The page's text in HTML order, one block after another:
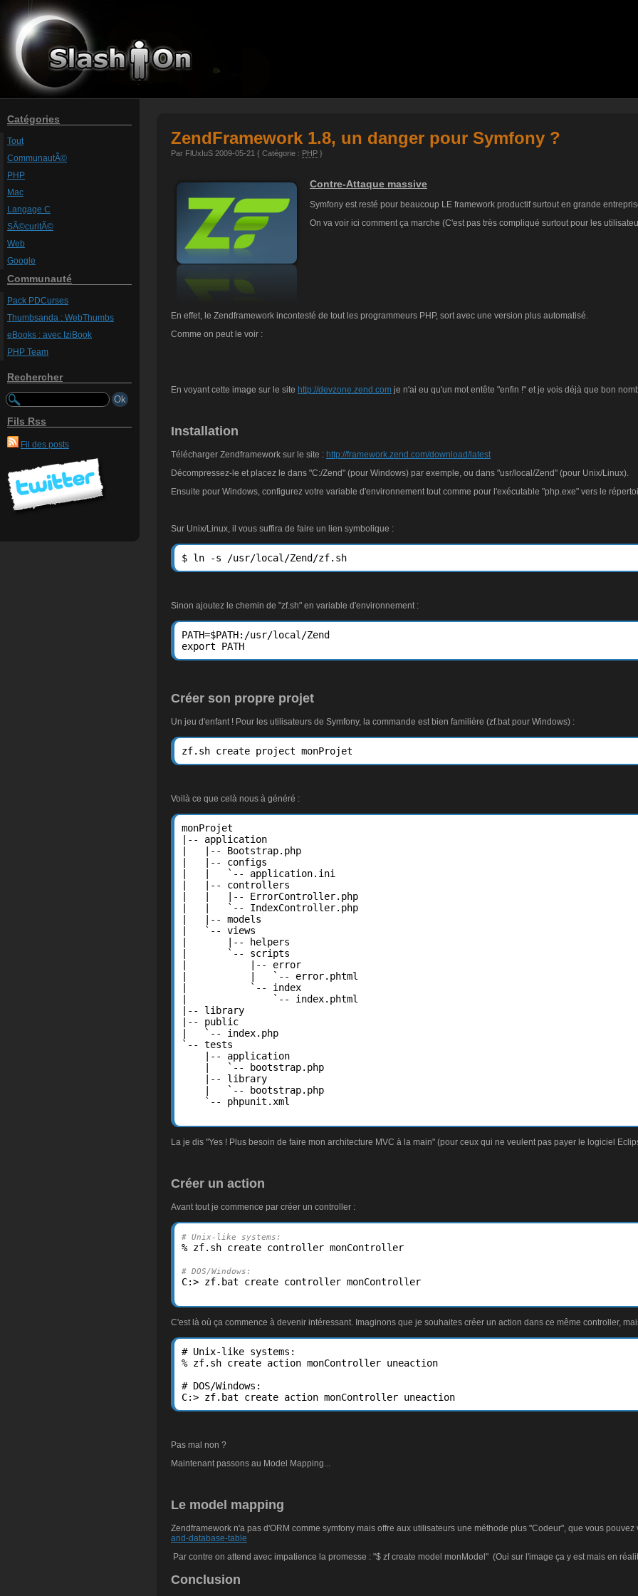
Catégories
Tout
CommunautÃ©
PHP
Mac
Langage C
SÃ©curitÃ©
Web
Google
Communauté
Pack PDCurses
Thumbsanda : WebThumbs
eBooks : avec IziBook
PHP Team
Rechercher
Fils Rss
Fil des posts
ZendFramework 1.8, un danger pour Symfony ?
Par FlUxIuS 2009-05-21 { Catégorie : PHP }
Contre-Attaque massive
Symfony est resté pour beaucoup LE framework productif surtout en grande
On va voir ici comment ça marche (C'est pas très compliqué surtout pour les
En effet, le Zendframework incontesté de tout les programmeurs PHP, sort avec une version plus automatisé.
Comme on peut le voir :
En voyant cette image sur le site http://devzone.zend.com je n'ai eu qu'un mot entête "enfin !" et je vois déjà que bon
Installation
Télécharger Zendframework sur le site : http://framework.zend.com/download/latest
Décompressez-le et placez le dans "C:/Zend" (pour Windows) par exemple, ou dans "usr/local/Zend" (pour Unix/Linux).
Ensuite pour Windows, configurez votre variable d'environnement tout comme pour l'exécutable "php.exe" vers le
Sur Unix/Linux, il vous suffira de faire un lien symbolique :
$ ln -s /usr/local/Zend/zf.sh
Sinon ajoutez le chemin de "zf.sh" en variable d'environnement :
PATH=$PATH:/usr/local/Zend
export PATH
Créer son propre projet
Un jeu d'enfant ! Pour les utilisateurs de Symfony, la commande est bien familière (zf.bat pour Windows) :
zf.sh create project monProjet
Voilà ce que celà nous à généré :
monProjet
|-- application
|   |-- Bootstrap.php
|   |-- configs
|   |   `-- application.ini
|   |-- controllers
|   |   |-- ErrorController.php
|   |   `-- IndexController.php
|   |-- models
|   `-- views
|       |-- helpers
|       `-- scripts
|           |-- error
|           |   `-- error.phtml
|           `-- index
|               `-- index.phtml
|-- library
|-- public
|   `-- index.php
`-- tests
    |-- application
    |   `-- bootstrap.php
    |-- library
    |   `-- bootstrap.php
    `-- phpunit.xml
La je dis "Yes ! Plus besoin de faire mon architecture MVC à la main" (pour ceux qui ne veulent pas payer le logiciel
Créer un action
Avant tout je commence par créer un controller :
# Unix-like systems:
% zf.sh create controller monController
# DOS/Windows:
C:> zf.bat create controller monController
C'est là où ça commence à devenir intéressant. Imaginons que je souhaites créer un action dans ce même controller,
# Unix-like systems:
% zf.sh create action monController uneaction
# DOS/Windows:
C:> zf.bat create action monController uneaction
Pas mal non ?
Maintenant passons au Model Mapping...
Le model mapping
Zendframework n'a pas d'ORM comme symfony mais offre aux utilisateurs une méthode plus "Codeur", que vous pouvez
and-database-table
Par contre on attend avec impatience la promesse : "$ zf create model monModel" (Oui sur l'image ça y est mais en
Conclusion